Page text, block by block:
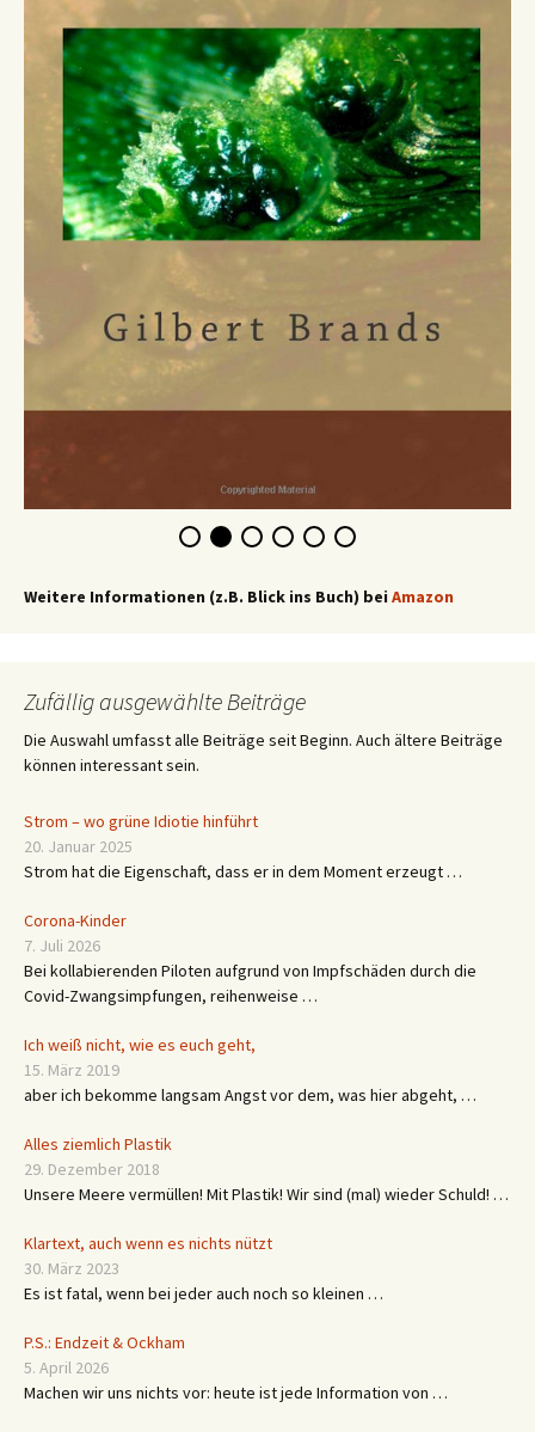
Weitere Informationen (z.B. Blick ins Buch) bei Amazon
Zufällig ausgewählte Beiträge
Die Auswahl umfasst alle Beiträge seit Beginn. Auch ältere Beiträge
können interessant sein.
Strom – wo grüne Idiotie hinführt
20. Januar 2025
Strom hat die Eigenschaft, dass er in dem Moment erzeugt …
Corona-Kinder
7. Juli 2026
Bei kollabierenden Piloten aufgrund von Impfschäden durch die
Covid-Zwangsimpfungen, reihenweise …
Ich weiß nicht, wie es euch geht,
15. März 2019
aber ich bekomme langsam Angst vor dem, was hier abgeht, …
Alles ziemlich Plastik
29. Dezember 2018
Unsere Meere vermüllen! Mit Plastik! Wir sind (mal) wieder Schuld! …
Klartext, auch wenn es nichts nützt
30. März 2023
Es ist fatal, wenn bei jeder auch noch so kleinen …
P.S.: Endzeit & Ockham
5. April 2026
Machen wir uns nichts vor: heute ist jede Information von …